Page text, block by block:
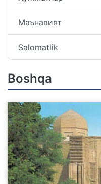
Маънавият
Salomatlik
Boshqa